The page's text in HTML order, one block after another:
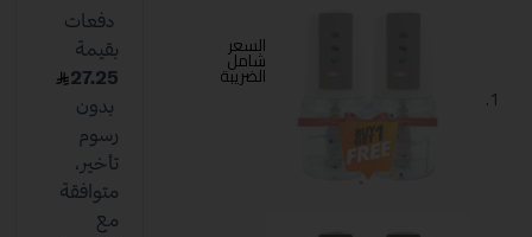
السعر
شامل
الضريبة